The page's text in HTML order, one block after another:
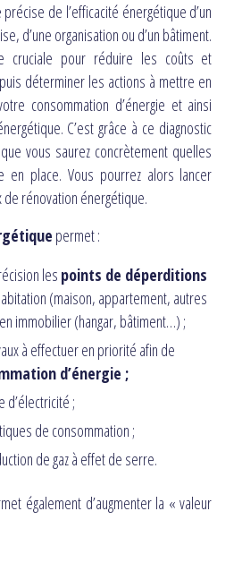
de l’efficacité énergétique d’un
d’une organisation ou d’un bâtiment.
cruciale pour réduire les coûts et
déterminer les actions à mettre en
consommation d’énergie et ainsi
C’est grâce à ce diagnostic
vous saurez concrètement quelles
en place. Vous pourrez alors lancer
rénovation énergétique.
permet :
les points de déperditions
(maison, appartement, autres
immobilier (hangar, bâtiment…) ;
à effectuer en priorité afin de
d’énergie ;
d’électricité ;
de consommation ;
de gaz à effet de serre.
également d’augmenter la « valeur